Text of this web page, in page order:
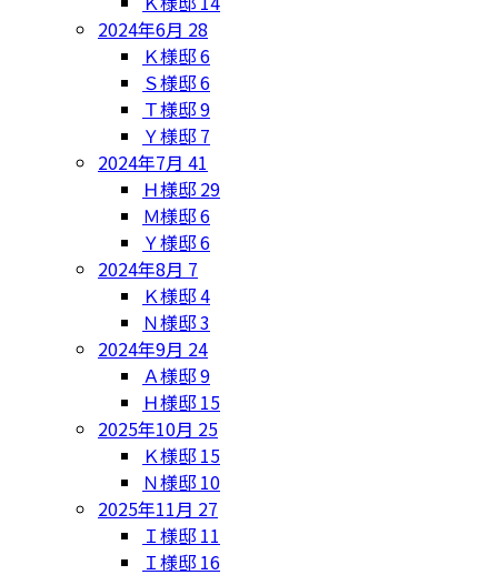
2024年6月 28
Ｋ様邸6
Ｓ様邸6
Ｔ様邸9
Ｙ様邸 7
2024年7月 41
Ｈ様邸 29
Ｍ様邸6
Ｙ様邸6
2024年8月 7
Ｋ様邸4
Ｎ様邸3
2024年9月 24
Ａ様邸9
Ｈ様邸 15
2025年10月 25
Ｋ様邸 15
Ｎ様邸 10
2025年11月 27
Ｉ様邸 11
Ｉ様邸 16